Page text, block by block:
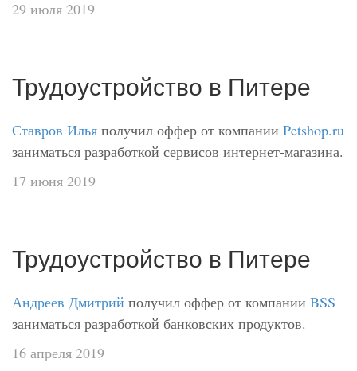
29 июля 2019
Трудоустройство в Питере
Ставров Илья получил оффер от компании Petshop.ru
заниматься разработкой сервисов интернет-магазина.
17 июня 2019
Трудоустройство в Питере
Андреев Дмитрий получил оффер от компании BSS
заниматься разработкой банковских продуктов.
16 апреля 2019